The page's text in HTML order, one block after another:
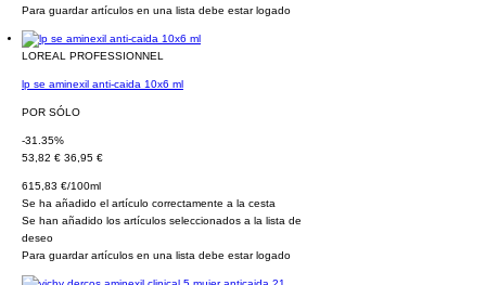
Para guardar artículos en una lista debe estar logado
LOREAL PROFESSIONNEL
lp se aminexil anti-caida 10x6 ml
POR SÓLO
-31.35%
53,82 € 36,95 €
615,83 €/100ml
Se ha añadido el artículo correctamente a la cesta
Se han añadido los artículos seleccionados a la lista de
deseo
Para guardar artículos en una lista debe estar logado